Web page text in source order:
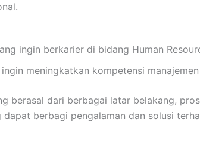
ingin berkarier di bidang Human
meningkatkan kompetensi manajemen
berasal dari berbagai latar belakang,
dapat berbagi pengalaman dan solusi